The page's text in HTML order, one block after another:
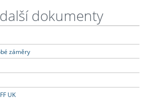
dokumenty
záměry
UK